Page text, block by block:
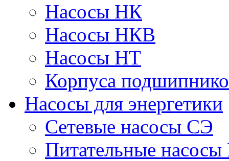
Насосы НК
Насосы НКВ
Насосы НТ
Корпуса
Насосы для энергетики
Сетевые насосы СЭ
Питательные